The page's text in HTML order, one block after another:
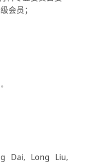
会员；
Dai, Long Liu,